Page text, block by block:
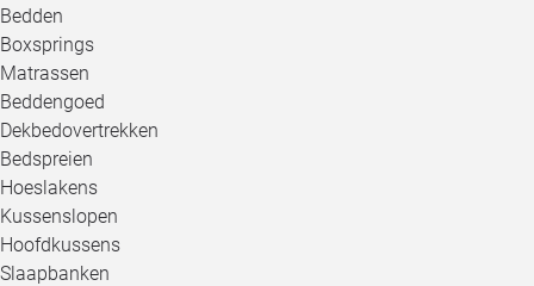
Bedden
Boxsprings
Matrassen
Beddengoed
Dekbedovertrekken
Bedspreien
Hoeslakens
Kussenslopen
Hoofdkussens
Slaapbanken